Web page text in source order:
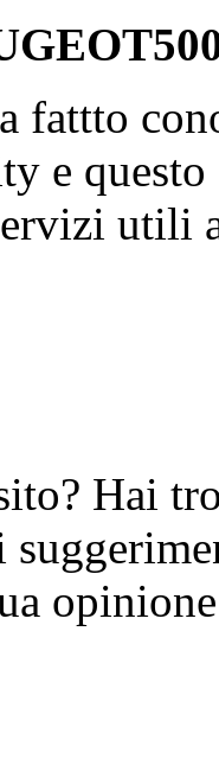
fattto
e
utili
Hai